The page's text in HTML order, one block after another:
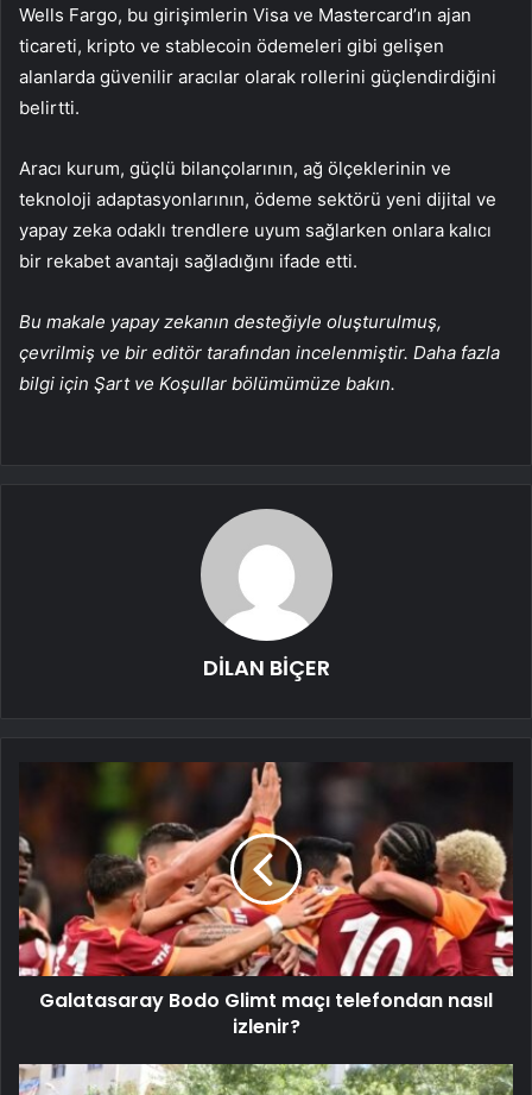
Wells Fargo, bu girişimlerin Visa ve Mastercard’ın ajan
ticareti, kripto ve stablecoin ödemeleri gibi gelişen
alanlarda güvenilir aracılar olarak rollerini güçlendirdiğini
belirtti.
Aracı kurum, güçlü bilançolarının, ağ ölçeklerinin ve
teknoloji adaptasyonlarının, ödeme sektörü yeni dijital ve
yapay zeka odaklı trendlere uyum sağlarken onlara kalıcı
bir rekabet avantajı sağladığını ifade etti.
Bu makale yapay zekanın desteğiyle oluşturulmuş,
çevrilmiş ve bir editör tarafından incelenmiştir. Daha fazla
bilgi için Şart ve Koşullar bölümümüze bakın.
DİLAN BİÇER
Galatasaray Bodo Glimt maçı telefondan nasıl
izlenir?